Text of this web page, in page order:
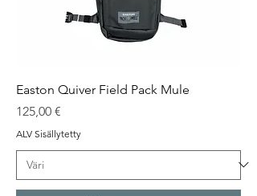
Easton Quiver Field Pack Mule
Hinta
125,00 €
ALV Sisällytetty